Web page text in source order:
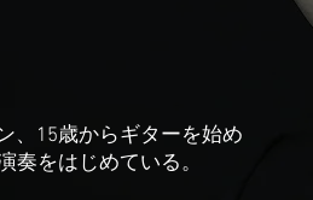
、15歳からギターを始め
奏をはじめている。